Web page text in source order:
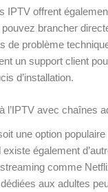
IPTV offrent
brancher
de problème
un support client
d’installation.
l’IPTV avec chaînes
une option
également
streaming comme
aux adultes